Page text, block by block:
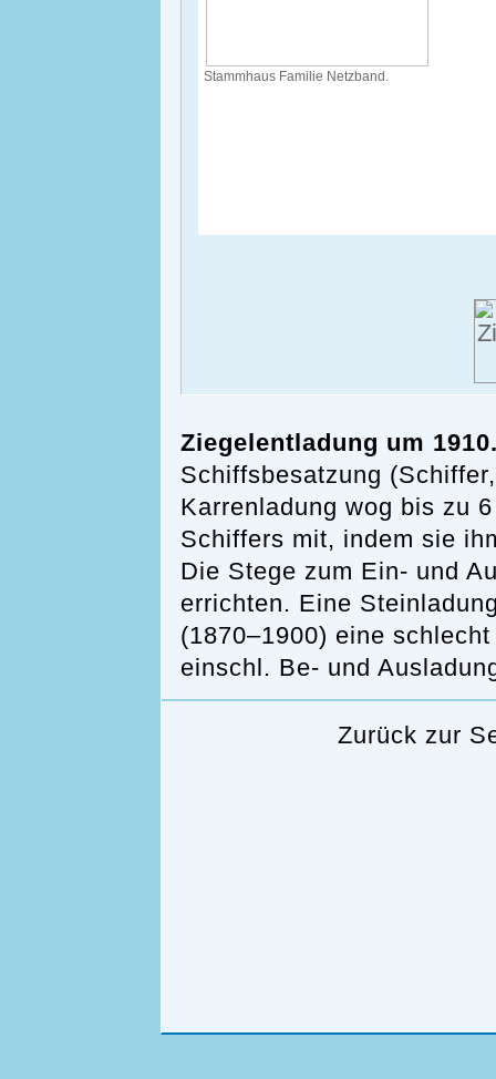
Stammhaus Familie Netzband.
Ziegelentladung um
Schiffsbesatzung
Karrenladung wog bis zu
Schiffers mit, indem sie
Die Stege zum Ein- und
errichten. Eine
(1870–1900) eine
einschl. Be- und
Zurück zur